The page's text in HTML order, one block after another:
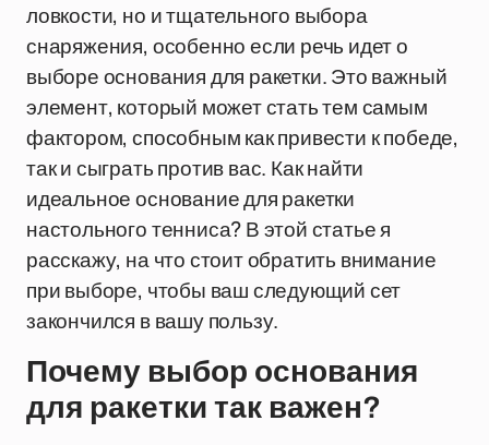
ловкости, но и тщательного выбора
снаряжения, особенно если речь идет о
выборе основания для ракетки. Это важный
элемент, который может стать тем самым
фактором, способным как привести к победе,
так и сыграть против вас. Как найти
идеальное основание для ракетки
настольного тенниса? В этой статье я
расскажу, на что стоит обратить внимание
при выборе, чтобы ваш следующий сет
закончился в вашу пользу.
Почему выбор основания
для ракетки так важен?